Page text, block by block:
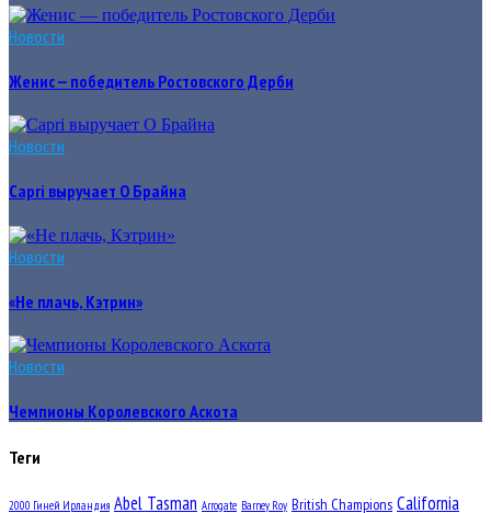
Новости
Женис — победитель Ростовского Дерби
Новости
Capri выручает О Брайна
Новости
«Не плачь, Кэтрин»
Новости
Чемпионы Королевского Аскота
Теги
2000 Гиней Ирландия Abel Tasman Arrogate Barney Roy British Champions California